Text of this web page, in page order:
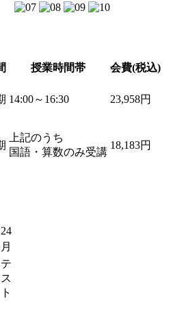
授業時間帯
会費(税込)
14:00～16:30 23,958円
上記のうち
国語・算数のみ受講
18,183円
24
月
テ
ス
ト